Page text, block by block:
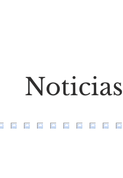
Noticias